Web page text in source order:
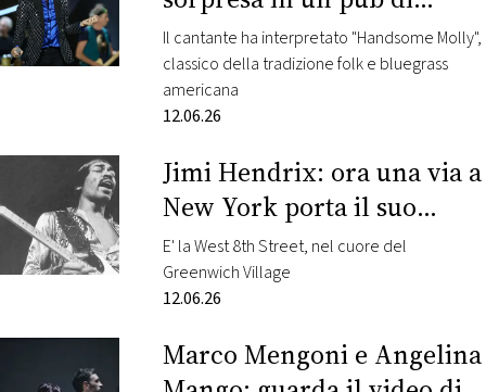
Oxford. Il video
Il cantante ha interpretato "Handsome Molly",
classico della tradizione folk e bluegrass
americana
12.06.26
Jimi Hendrix: ora una via a
New York porta il suo
nome
E' la West 8th Street, nel cuore del
Greenwich Village
12.06.26
Marco Mengoni e Angelina